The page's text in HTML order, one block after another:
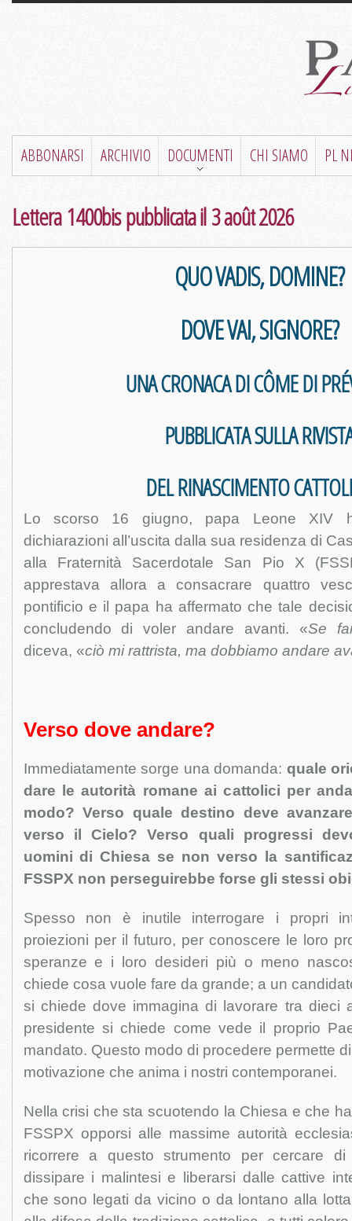
ABBONARSI ARCHIVIO DOCUMENTI CHI SIAMO PL
Lettera 1400bis pubblicata il 3 août 2026
QUO VADIS, DOMINE?
DOVE VAI, SIGNORE?
UNA CRONACA DI CÔME DI
PUBBLICATA SULLA
DEL RINASCIMENTO
Lo scorso 16 giugno, papa Leone XIV
dichiarazioni all’uscita dalla sua residenza di
alla Fraternità Sacerdotale San Pio X
apprestava allora a consacrare quattro
pontificio e il papa ha affermato che tale
concludendo di voler andare avanti. «Se
diceva, «ciò mi rattrista, ma dobbiamo andare
Verso dove andare?
Immediatamente sorge una domanda: quale
dare le autorità romane ai cattolici per
modo? Verso quale destino deve
verso il Cielo? Verso quali progressi
uomini di Chiesa se non verso la
FSSPX non perseguirebbe forse gli stessi
Spesso non è inutile interrogare i propri
proiezioni per il futuro, per conoscere le loro
speranze e i loro desideri più o meno
chiede cosa vuole fare da grande; a un
si chiede dove immagina di lavorare tra dieci
presidente si chiede come vede il proprio
mandato. Questo modo di procedere permette
motivazione che anima i nostri contemporanei.
Nella crisi che sta scuotendo la Chiesa e che
FSSPX opporsi alle massime autorità
ricorrere a questo strumento per cercare di
dissipare i malintesi e liberarsi dalle cattive
che sono legati da vicino o da lontano alla